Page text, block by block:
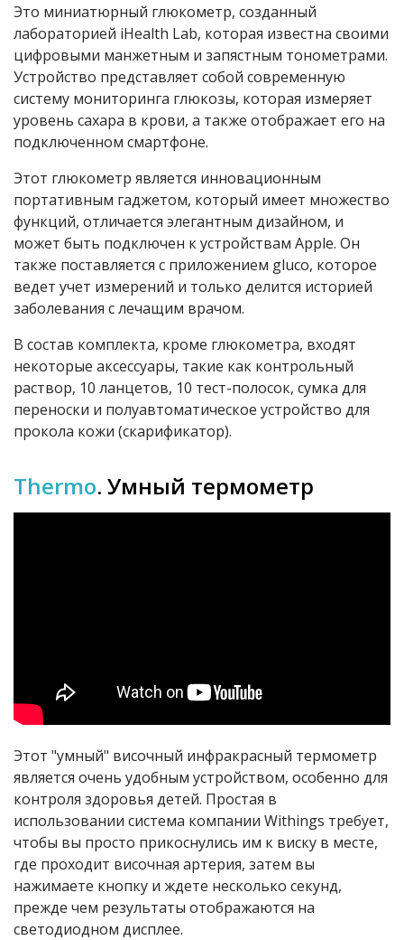
Это миниатюрный глюкометр, созданный
лабораторией iHealth Lab, которая известна своими
цифровыми манжетным и запястным тонометрами.
Устройство представляет собой современную
систему мониторинга глюкозы, которая измеряет
уровень сахара в крови, а также отображает его на
подключенном смартфоне.
Этот глюкометр является инновационным
портативным гаджетом, который имеет множество
функций, отличается элегантным дизайном, и
может быть подключен к устройствам Apple. Он
также поставляется с приложением gluco, которое
ведет учет измерений и только делится историей
заболевания с лечащим врачом.
В состав комплекта, кроме глюкометра, входят
некоторые аксессуары, такие как контрольный
раствор, 10 ланцетов, 10 тест-полосок, сумка для
переноски и полуавтоматическое устройство для
прокола кожи (скарификатор).
Thermo. Умный термометр
Этот "умный" височный инфракрасный термометр
является очень удобным устройством, особенно для
контроля здоровья детей. Простая в
использовании система компании Withings требует,
чтобы вы просто прикоснулись им к виску в месте,
где проходит височная артерия, затем вы
нажимаете кнопку и ждете несколько секунд,
прежде чем результаты отображаются на
светодиодном дисплее.